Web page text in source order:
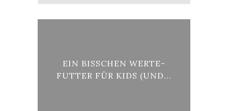
EIN BISSCHEN WERTE-
FUTTER FÜR KIDS (UND...